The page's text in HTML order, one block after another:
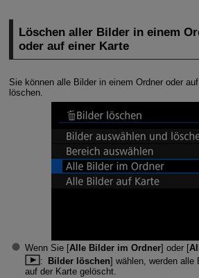
Löschen aller Bilder in einem
oder auf einer Karte
Sie können alle Bilder in einem Ordner oder
löschen.
Wenn Sie [Alle Bilder im Ordner] oder [
:
Bilder löschen] wählen, werden alle
auf der Karte gelöscht.